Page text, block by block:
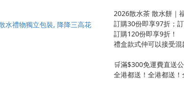
2026散水茶 散水餅｜
訂購30份即享97折；
訂購120份即享9折！
禮盒款式仲可以接受混
🛒滿$300免運費直送
全港都送！全港都送